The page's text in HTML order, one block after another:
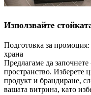
Използвайте
Подготовка за промоция:
храна
Предлагаме да
пространство. Изберете
продукт и брандиране,
вашата витрина, като